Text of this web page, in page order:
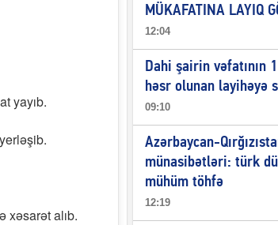
yayıb.
xəsarət alıb.
MÜKAFATINA LAYIQ
12:04
Dahi şairin vəfatının
həsr olunan layihəyə
09:10
Azərbaycan-
münasibətləri: türk
mühüm töhfə
12:19